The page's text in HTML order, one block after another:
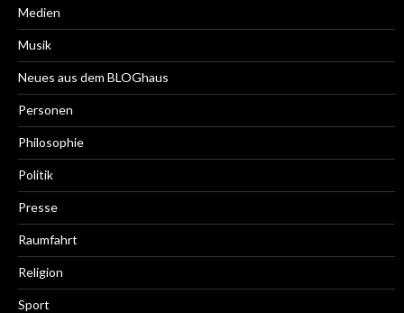
Medien
Musik
Neues aus dem BLOGhaus
Personen
Philosophie
Politik
Presse
Raumfahrt
Religion
Sport